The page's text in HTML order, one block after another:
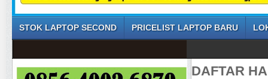
STOK LAPTOP SECOND PRICELIST LAPTOP BARU
DAFTAR